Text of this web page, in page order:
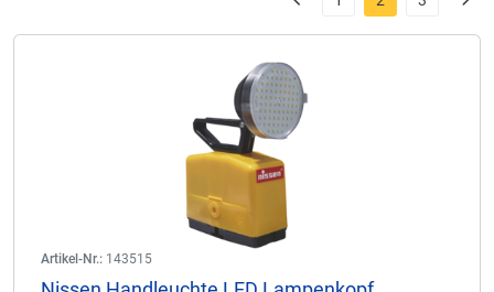
Artikel-Nr.: 143515